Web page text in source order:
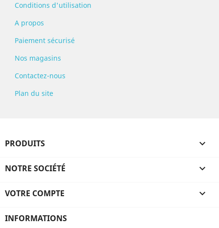
Conditions d'utilisation
A propos
Paiement sécurisé
Nos magasins
Contactez-nous
Plan du site
PRODUITS 
NOTRE SOCIÉTÉ 
VOTRE COMPTE 
INFORMATIONS